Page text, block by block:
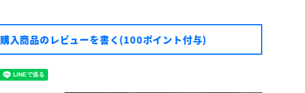
購入商品のレビューを書く(100ポイント付与)